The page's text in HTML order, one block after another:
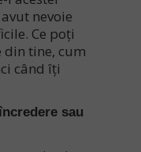
nevoie
Ce poți
din tine, cum
când îți
sau